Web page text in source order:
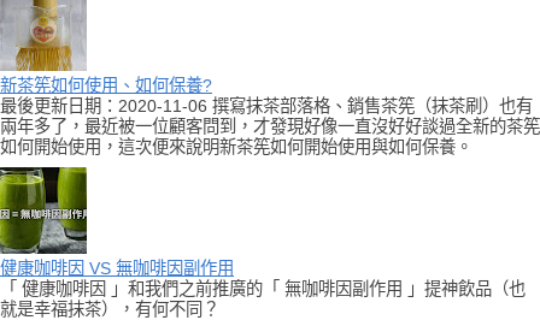
新茶筅如何使用、如何保養?
最後更新日期：2020-11-06 撰寫抹茶部落格、銷售茶筅（抹茶刷）也有
兩年多了，最近被一位顧客問到，才發現好像一直沒好好談過全新的茶筅
如何開始使用，這次便來說明新茶筅如何開始使用與如何保養。
健康咖啡因 VS 無咖啡因副作用
「 健康咖啡因 」和我們之前推廣的「 無咖啡因副作用 」提神飲品（也
就是幸福抹茶），有何不同？